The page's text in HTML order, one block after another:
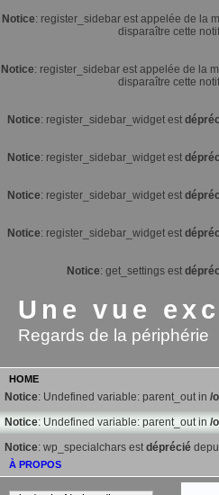
Notice: register_sidebar est appelée de la
disparaître cette
Notice: register_sidebar est appelée de la
disparaître cette
Notice: register_sidebar_widget est
Notice: register_sidebar_widget est
Notice: register_sidebar_widget est
Notice: register_sidebar_widget est
Notice: get_settings est
Une vue
Regards de la périphérie
HOME
Notice: Undefined variable: parent_out in /
Notice: Undefined variable: parent_out in /
Notice: wp_specialchars estdéprécié
À PROPOS